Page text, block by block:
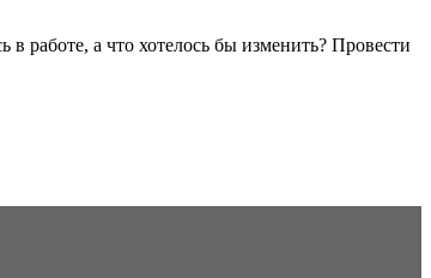
работе, а что хотелось бы изменить? Провести